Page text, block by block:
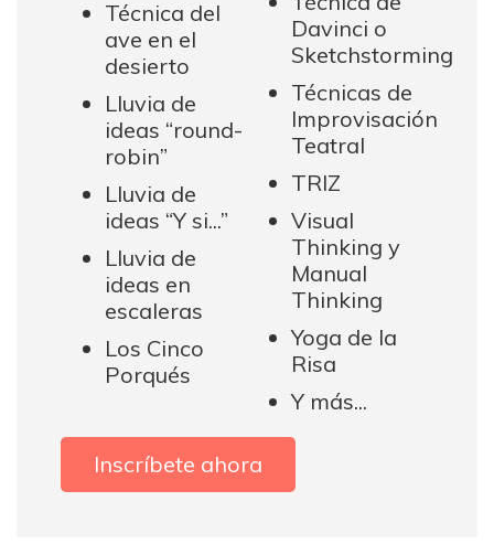
Técnica del
ave en el
desierto
Lluvia de
ideas “round-
robin”
Lluvia de
ideas “Y si...”
Lluvia de
ideas en
escaleras
Los Cinco
Porqués
Davinci o
Sketchstorming
Técnicas de
Improvisación
Teatral
TRIZ
Visual
Thinking y
Manual
Thinking
Yoga de la
Risa
Y más...
Inscríbete ahora